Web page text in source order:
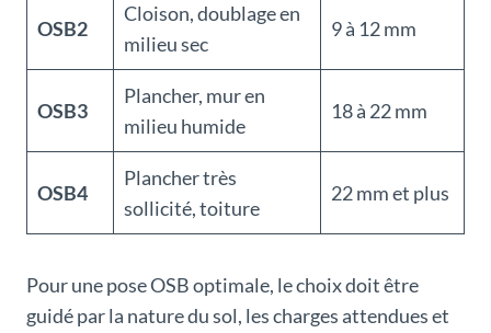
OSB2
Cloison, doublage en
milieu sec
9 à 12 mm
OSB3
Plancher, mur en
milieu humide
18 à 22 mm
OSB4
Plancher très
sollicité, toiture
22 mm et plus
Pour une pose OSB optimale, le choix doit être
guidé par la nature du sol, les charges attendues et